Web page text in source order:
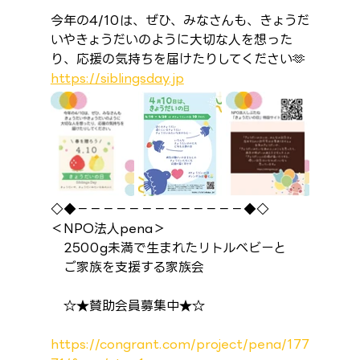
今年の4/10は、ぜひ、みなさんも、きょうだ
いやきょうだいのように大切な人を想った
り、応援の気持ちを届けたりしてください🫶
https://siblingsday.jp
◇◆－－－－－－－－－－－－－◆◇
＜NPO法人pena＞
2500g未満で生まれたリトルベビーと
ご家族を支援する家族会
☆★賛助会員募集中★☆
https://congrant.com/project/pena/177